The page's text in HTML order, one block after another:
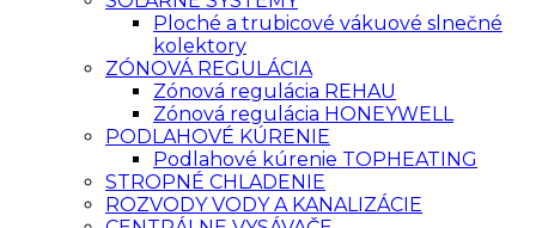
Ploché a trubicové vákuové slnečné
kolektory
ZÓNOVÁ REGULÁCIA
Zónová regulácia REHAU
Zónová regulácia HONEYWELL
PODLAHOVÉ KÚRENIE
Podlahové kúrenie TOPHEATING
STROPNÉ CHLADENIE
ROZVODY VODY A KANALIZÁCIE